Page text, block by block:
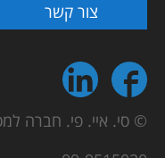
צור קשר
© סי. איי. פי. חברה